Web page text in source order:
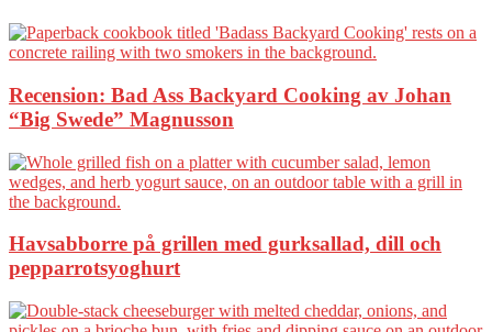
Recension: Bad Ass Backyard Cooking av Johan
“Big Swede” Magnusson
Havsabborre på grillen med gurksallad, dill och
pepparrotsyoghurt